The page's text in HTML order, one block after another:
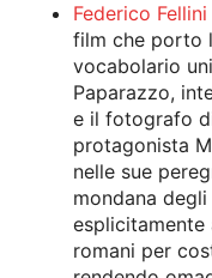
Federico
film che porto
vocabolario
Paparazzo,
e il fotografo
protagonista
nelle sue
mondana
esplicitamente
romani per